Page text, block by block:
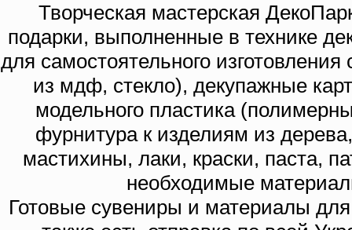
Творческая мастерская
подарки, выполненные в технике
для самостоятельного
из мдф, стекло), декупажные
модельного пластика
фурнитура к изделиям из
мастихины, лаки, краски, паста,
необходимые
Готовые сувениры и материалы